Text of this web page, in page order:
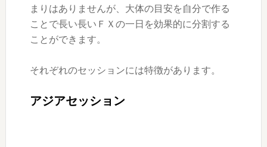
まりはありませんが、大体の目安を自分で作る
ことで長い長いＦＸの一日を効果的に分割する
ことができます。
それぞれのセッションには特徴があります。
アジアセッション